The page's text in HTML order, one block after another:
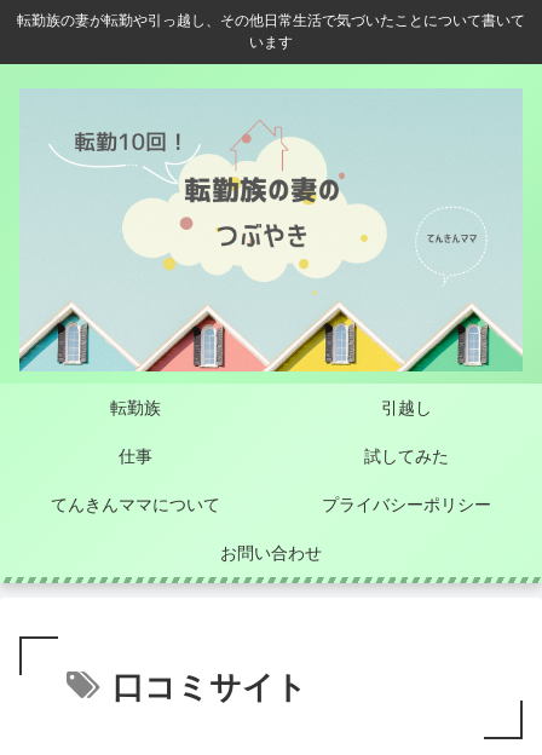
転勤族の妻が転勤や引っ越し、その他日常生活で気づいたことについて書いて
います
転勤族 引越し
仕事 試してみた
てんきんママについて プライバシーポリシー
お問い合わせ
口コミサイト